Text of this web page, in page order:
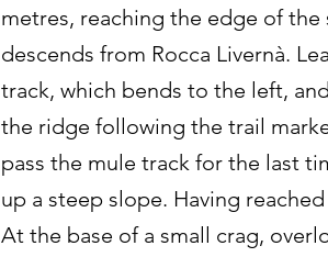
metres, reaching the edge of
descends from Rocca Livernà.
track, which bends to the left,
the ridge following the trail
pass the mule track for the last
up a steep slope. Having
At the base of a small crag,